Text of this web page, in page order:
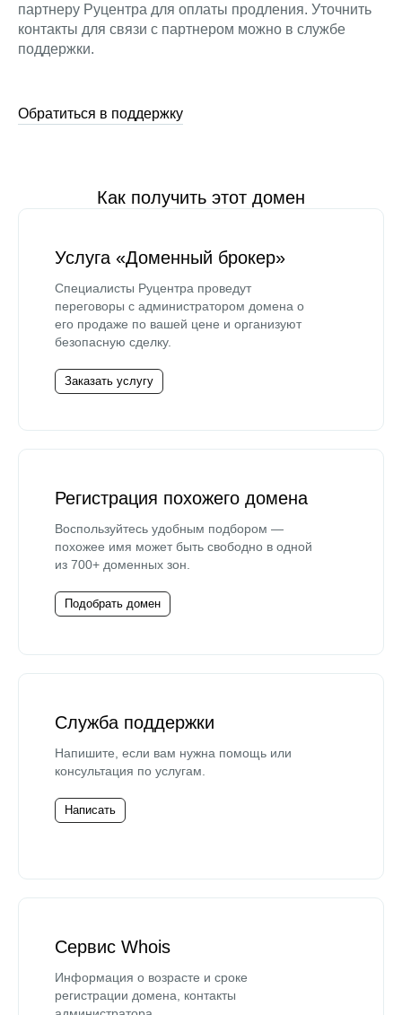
партнеру Руцентра для оплаты продления. Уточнить
контакты для связи с партнером можно в службе
поддержки.
Обратиться в поддержку
Как получить этот домен
Услуга «Доменный брокер»
Специалисты Руцентра проведут
переговоры с администратором домена о
его продаже по вашей цене и организуют
безопасную сделку.
Заказать услугу
Регистрация похожего домена
Воспользуйтесь удобным подбором —
похожее имя может быть свободно в одной
из 700+ доменных зон.
Подобрать домен
Служба поддержки
Напишите, если вам нужна помощь или
консультация по услугам.
Написать
Сервис Whois
Информация о возрасте и сроке
регистрации домена, контакты